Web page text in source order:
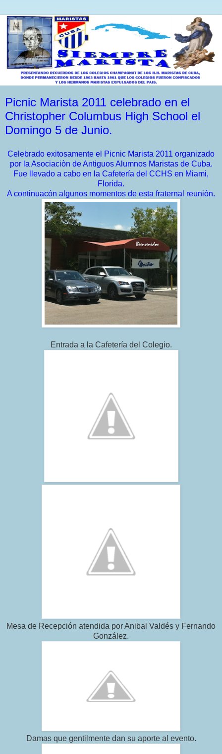
Picnic Marista 2011 celebrado en el
Christopher Columbus High School el
Domingo 5 de Junio.
Celebrado exitosamente el Picnic Marista 2011 organizado
por la Asociaciòn de Antiguos Alumnos Maristas de Cuba.
Fue llevado a cabo en la Cafetería del CCHS en Miami,
Florida.
A continuacón algunos momentos de esta fraternal reunión.
Entrada a la Cafetería del Colegio.
Mesa de Recepción atendida por Anibal Valdés y Fernando
González.
Damas que gentilmente dan su aporte al evento.